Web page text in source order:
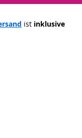
ist inklusive